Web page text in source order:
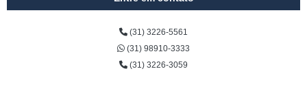
(31) 3226-5561
(31) 98910-3333
(31) 3226-3059